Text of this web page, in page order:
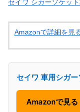
セイワ シガーソケッ
Amazonで詳細を見
セイワ 車用シガ
Amazonで見る